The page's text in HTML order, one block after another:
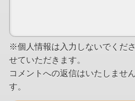
※個人情報は入力しないでくだ
せていただきます。
コメントへの返信はいたしませ
す。